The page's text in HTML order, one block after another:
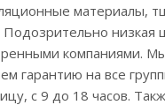
материалы,
компаниями.
гарантию на все
с 9 до 18 часов.